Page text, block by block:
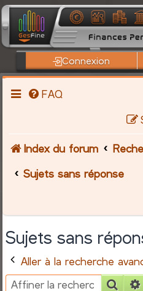
Connexion
FAQ
Index du forum
Sujets sans réponse
Sujets sans
Aller à la recherche